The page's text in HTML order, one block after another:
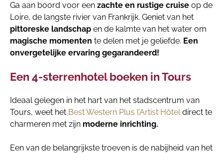
Ga aan boord voor een zachte en rustige cruise op de
Loire, de langste rivier van Frankrijk. Geniet van het
pittoreske landschap en de kalmte van het water om
magische momenten te delen met je geliefde. Een
onvergetelijke ervaring gegarandeerd!
Een 4-sterrenhotel boeken in Tours
Ideaal gelegen in het hart van het stadscentrum van
Tours, weet het Best Western Plus l’Artist Hôteldirect te
charmeren met zijn moderne inrichting.
Een van de belangrijkste troeven is de nabijheid van het